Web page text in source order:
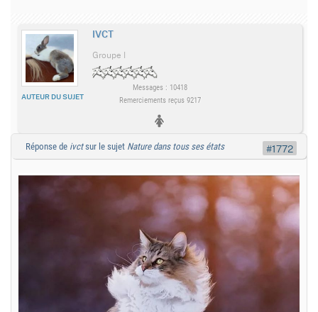
IVCT
AUTEUR DU SUJET
Groupe I
Messages : 10418
Remerciements reçus 9217
Réponse de ivctsur le sujet Nature dans tous ses états #1772